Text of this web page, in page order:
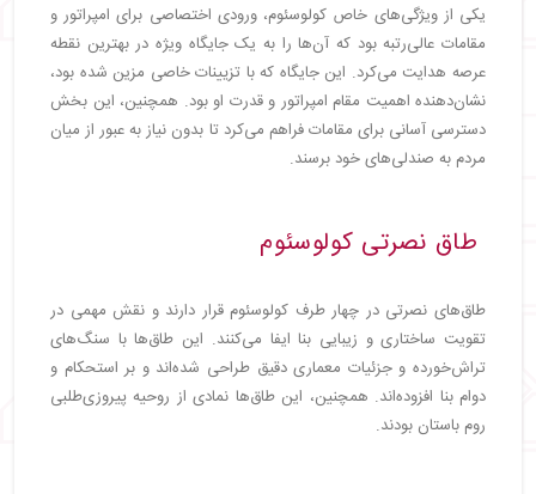
یکی از ویژگی‌های خاص کولوسئوم، ورودی اختصاصی برای امپراتور و
مقامات عالی‌رتبه بود که آن‌ها را به یک جایگاه ویژه در بهترین نقطه
عرصه هدایت می‌کرد. این جایگاه که با تزیینات خاصی مزین شده بود،
نشان‌دهنده اهمیت مقام امپراتور و قدرت او بود. همچنین، این بخش
دسترسی آسانی برای مقامات فراهم می‌کرد تا بدون نیاز به عبور از میان
مردم به صندلی‌های خود برسند.
طاق نصرتی کولوسئوم
طاق‌های نصرتی در چهار طرف کولوسئوم قرار دارند و نقش مهمی در
تقویت ساختاری و زیبایی بنا ایفا می‌کنند. این طاق‌ها با سنگ‌های
تراش‌خورده و جزئیات معماری دقیق طراحی شده‌اند و بر استحکام و
دوام بنا افزوده‌اند. همچنین، این طاق‌ها نمادی از روحیه پیروزی‌طلبی
روم باستان بودند.